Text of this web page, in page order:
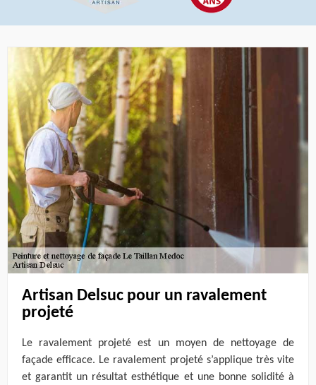
Artisan Delsuc pour un ravalement
projeté
Le ravalement projeté est un moyen de nettoyage de
façade efficace. Le ravalement projeté s’applique très vite
et garantit un résultat esthétique et une bonne solidité à